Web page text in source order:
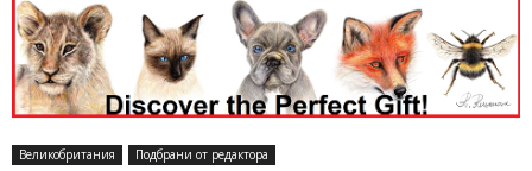
Великобритания Подбрани от редактора